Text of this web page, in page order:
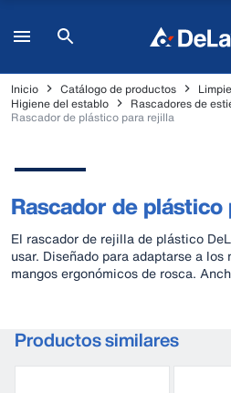
Inicio Catálogo de productos
Higiene del establo
Rascadores de
Rascador de plástico para rejilla
Rascador de
El rascador de rejilla de plástico
usar. Diseñado para adaptarse a
mangos ergonómicos de rosca.
Productos similares